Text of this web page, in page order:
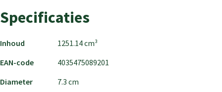
Specificaties
Inhoud
1251.14 cm³
EAN-code
4035475089201
Diameter
7.3 cm